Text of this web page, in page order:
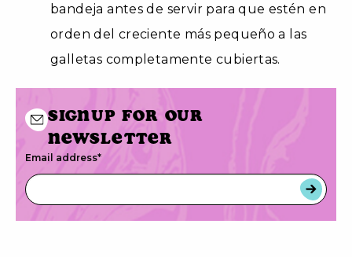
bandeja antes de servir para que estén en
orden del creciente más pequeño a las
galletas completamente cubiertas.
Signup for our
newsletter
Email address*